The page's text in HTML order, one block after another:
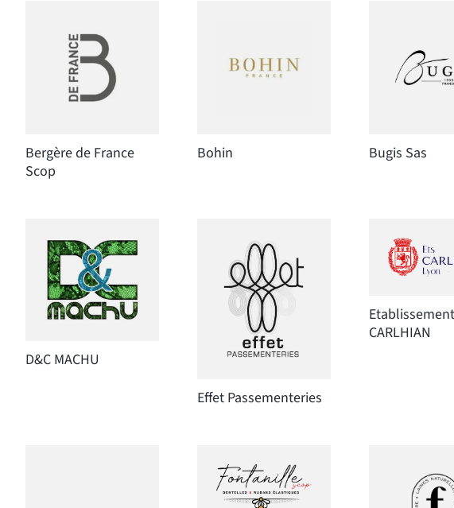
Bergère de France
Scop
Bohin Bugis Sas
D&C MACHU
Effet Passementeries
CARLHIAN